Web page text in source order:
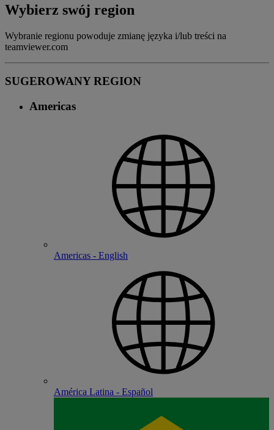
Wybierz swój region
Wybranie regionu powoduje zmianę języka i/lub treści na
teamviewer.com
SUGEROWANY REGION
Americas
Americas - English
América Latina - Español